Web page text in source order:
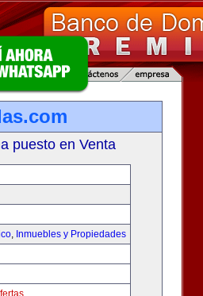
puesto en Venta
, Inmuebles y Propiedades